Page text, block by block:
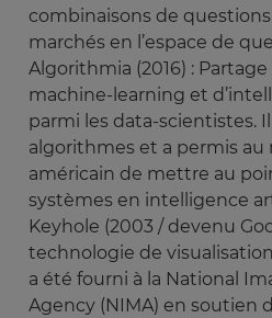
combinaisons de
marchés en l’espace de
Algorithmia (2016) :
machine-learning et
parmi les data-scientistes.
algorithmes et a permis
américain de mettre au
systèmes en intelligence
Keyhole (2003 / devenu
technologie de
a été fourni à la National
Agency (NIMA) en soutien